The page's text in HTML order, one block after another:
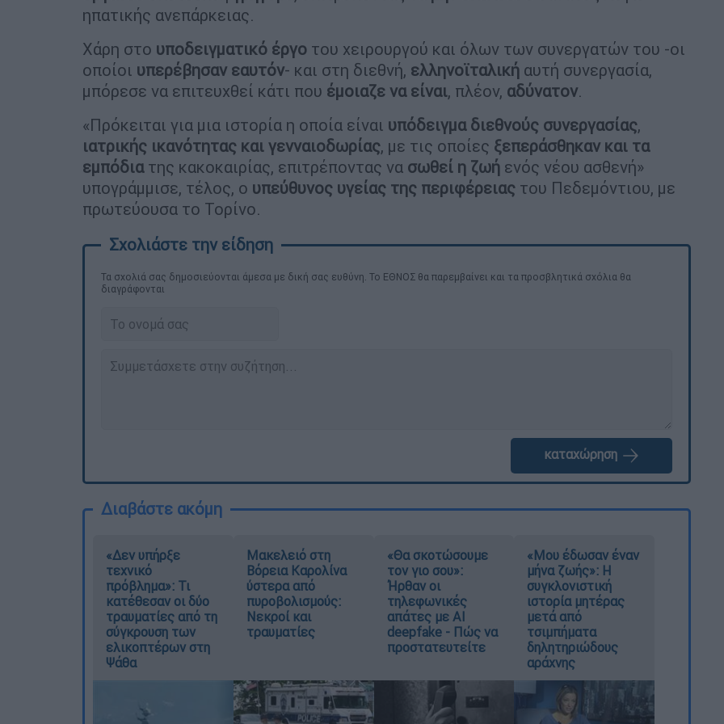
ηπατικής ανεπάρκειας.
Χάρη στο υποδειγματικό έργο του χειρουργού και όλων των συνεργατών του -οι
οποίοι υπερέβησαν εαυτόν- και στη διεθνή, ελληνοϊταλική αυτή συνεργασία,
μπόρεσε να επιτευχθεί κάτι που έμοιαζε να είναι, πλέον, αδύνατον.
«Πρόκειται για μια ιστορία η οποία είναι υπόδειγμα διεθνούς συνεργασίας,
ιατρικής ικανότητας και γενναιοδωρίας, με τις οποίες ξεπεράσθηκαν και τα
εμπόδιατης κακοκαιρίας, επιτρέποντας να σωθεί η ζωή ενός νέου ασθενή»
υπογράμμισε, τέλος, ο υπεύθυνος υγείας της περιφέρειας του Πεδεμόντιου, με
πρωτεύουσα το Τορίνο.
Τα σχολιά σας δημοσιεύονται άμεσα με δική σας ευθύνη. Το ΕΘΝΟΣ θα παρεμβαίνει και τα προσβλητικά σχόλια θα
διαγράφονται
καταχώρηση
Διαβάστε ακόμη
«Δεν υπήρξε
τεχνικό
πρόβλημα»: Τι
κατέθεσαν οι δύο
τραυματίες από τη
σύγκρουση των
ελικοπτέρων στη
Ψάθα
Μακελειό στη
Βόρεια Καρολίνα
ύστερα από
πυροβολισμούς:
Νεκροί και
τραυματίες
«Θα σκοτώσουμε
τον γιο σου»:
Ήρθαν οι
τηλεφωνικές
απάτες με AI
deepfake - Πώς να
προστατευτείτε
«Μου έδωσαν έναν
μήνα ζωής»: Η
συγκλονιστική
ιστορία μητέρας
μετά από
τσιμπήματα
δηλητηριώδους
αράχνης